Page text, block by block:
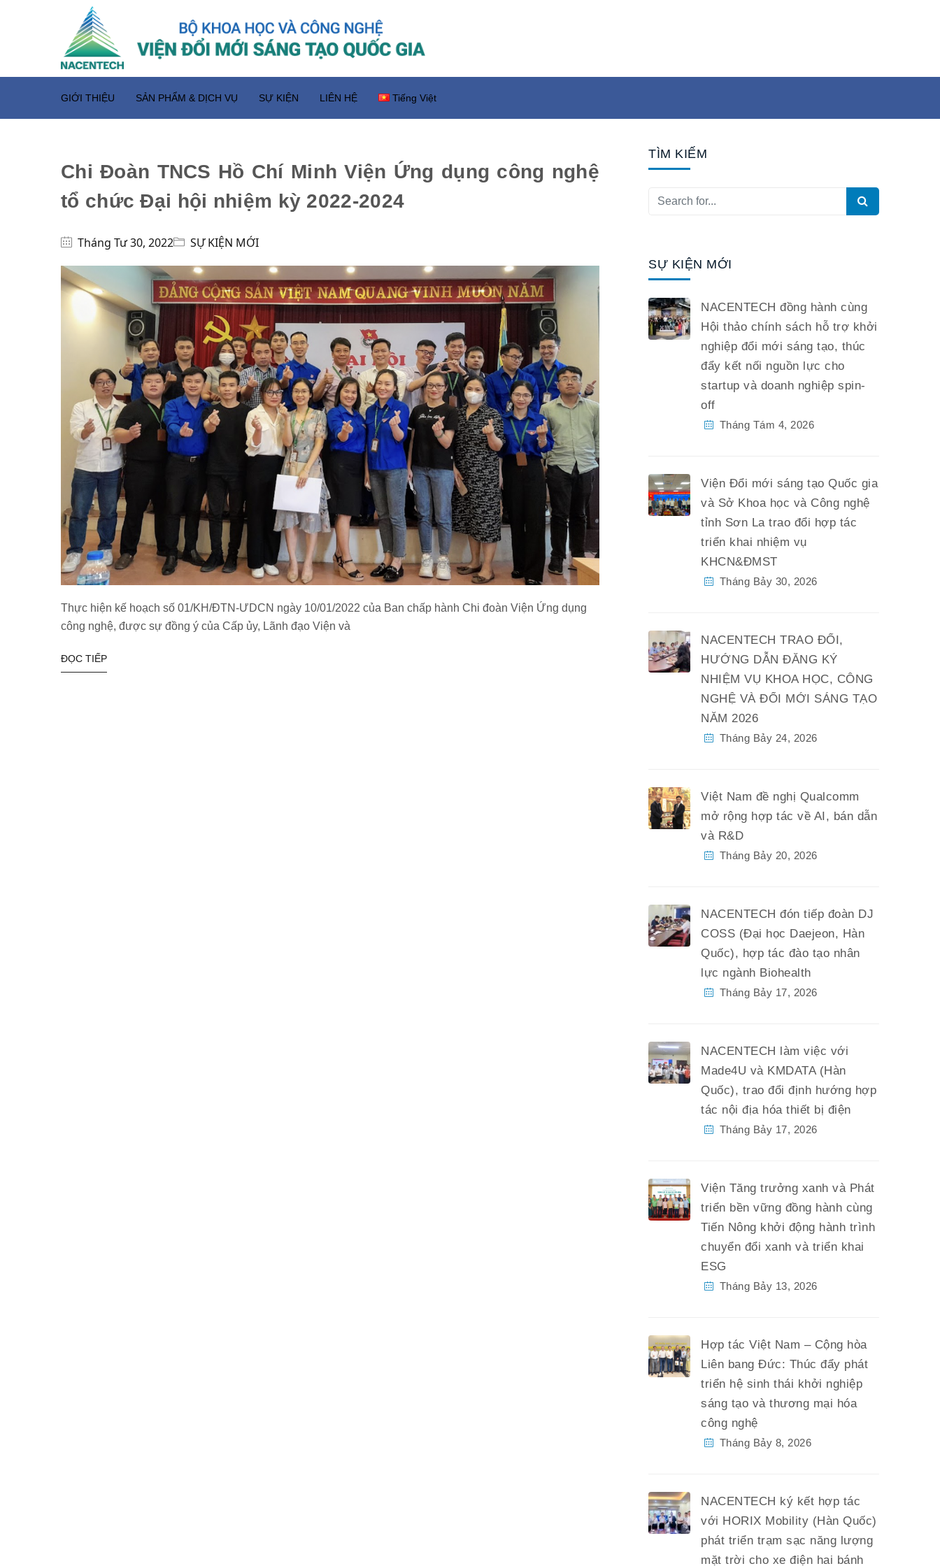
GIỚI THIỆU SẢN PHẨM & DỊCH VỤ SỰ KIỆN LIÊN HỆ Tiếng Việt
Chi Đoàn TNCS Hồ Chí Minh Viện Ứng dụng công nghệ
tổ chức Đại hội nhiệm kỳ 2022-2024
Tháng Tư 30, 2022 SỰ KIỆN MỚI
Thực hiện kế hoạch số 01/KH/ĐTN-ƯDCN ngày 10/01/2022 của Ban chấp hành Chi đoàn Viện Ứng dụng
công nghệ, được sự đồng ý của Cấp ủy, Lãnh đạo Viện và
ĐỌC TIẾP
TÌM KIẾM
SỰ KIỆN MỚI
NACENTECH đồng hành cùng
Hội thảo chính sách hỗ trợ khởi
nghiệp đổi mới sáng tạo, thúc
đẩy kết nối nguồn lực cho
startup và doanh nghiệp spin-
off
Tháng Tám 4, 2026
Viện Đổi mới sáng tạo Quốc gia
và Sở Khoa học và Công nghệ
tỉnh Sơn La trao đổi hợp tác
triển khai nhiệm vụ
KHCN&ĐMST
Tháng Bảy 30, 2026
NACENTECH TRAO ĐỔI,
HƯỚNG DẪN ĐĂNG KÝ
NHIỆM VỤ KHOA HỌC, CÔNG
NGHỆ VÀ ĐỔI MỚI SÁNG TẠO
NĂM 2026
Tháng Bảy 24, 2026
Việt Nam đề nghị Qualcomm
mở rộng hợp tác về AI, bán dẫn
và R&D
Tháng Bảy 20, 2026
NACENTECH đón tiếp đoàn DJ
COSS (Đại học Daejeon, Hàn
Quốc), hợp tác đào tạo nhân
lực ngành Biohealth
Tháng Bảy 17, 2026
NACENTECH làm việc với
Made4U và KMDATA (Hàn
Quốc), trao đổi định hướng hợp
tác nội địa hóa thiết bị điện
Tháng Bảy 17, 2026
Viện Tăng trưởng xanh và Phát
triển bền vững đồng hành cùng
Tiến Nông khởi động hành trình
chuyển đổi xanh và triển khai
ESG
Tháng Bảy 13, 2026
Hợp tác Việt Nam – Cộng hòa
Liên bang Đức: Thúc đẩy phát
triển hệ sinh thái khởi nghiệp
sáng tạo và thương mại hóa
công nghệ
Tháng Bảy 8, 2026
NACENTECH ký kết hợp tác
với HORIX Mobility (Hàn Quốc)
phát triển trạm sạc năng lượng
mặt trời cho xe điện hai bánh